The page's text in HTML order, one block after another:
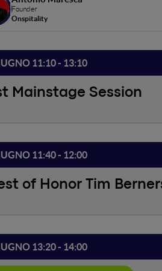
11:10 - 13:10
Mainstage Session
11:40 - 12:00
of Honor Tim
rispetto al valore percepito.
Founder
Onspitality
13:20 - 14:00